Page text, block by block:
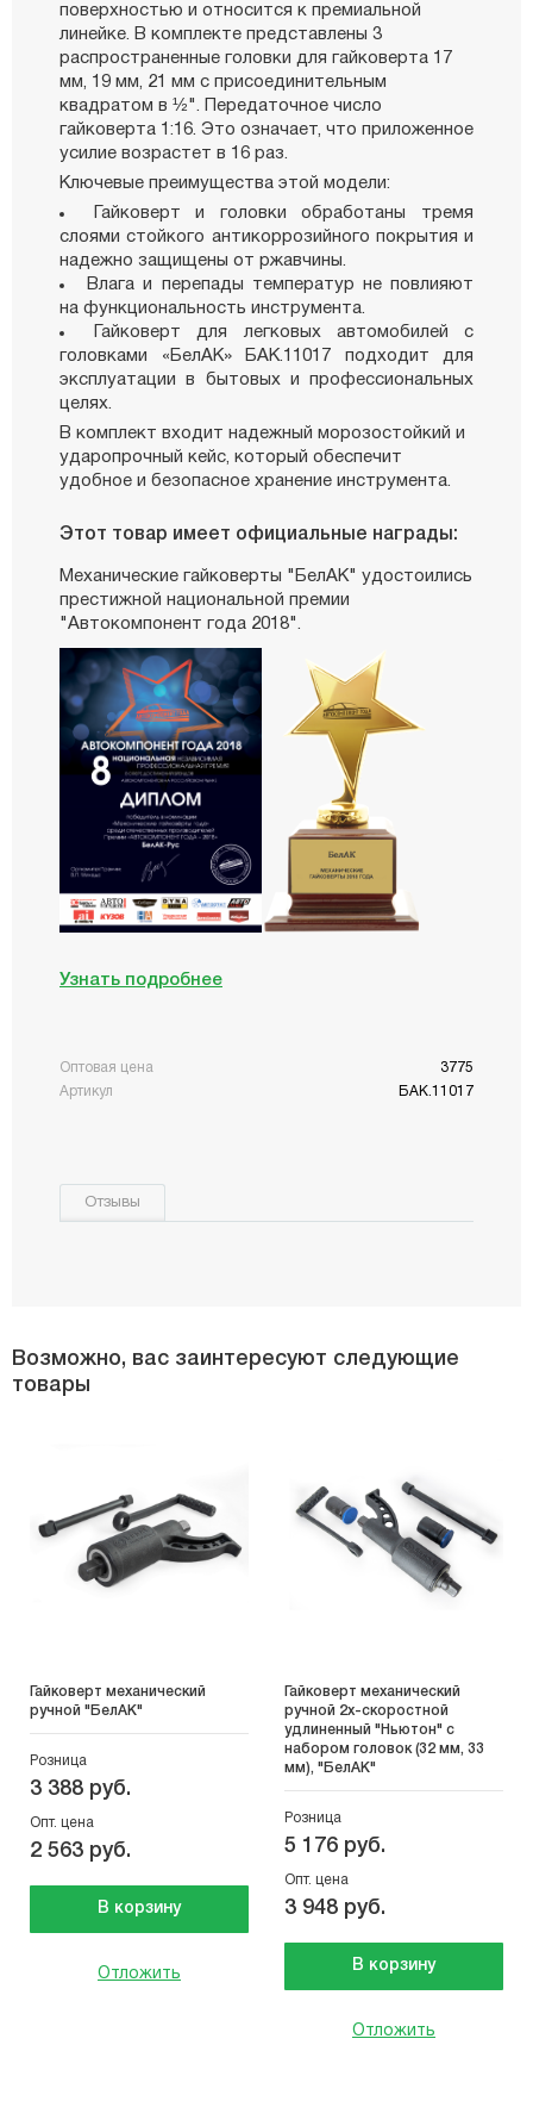
поверхностью и относится к премиальной
линейке. В комплекте представлены 3
распространенные головки для гайковерта 17
мм, 19 мм, 21 мм с присоединительным
квадратом в ½". Передаточное число
гайковерта 1:16. Это означает, что приложенное
усилие возрастет в 16 раз.
Ключевые преимущества этой модели:
Гайковерт и головки обработаны тремя
слоями стойкого антикоррозийного покрытия и
надежно защищены от ржавчины.
Влага и перепады температур не повлияют
на функциональность инструмента.
Гайковерт для легковых автомобилей с
головками «БелАК» БАК.11017 подходит для
эксплуатации в бытовых и профессиональных
целях.
В комплект входит надежный морозостойкий и
ударопрочный кейс, который обеспечит
удобное и безопасное хранение инструмента.
Этот товар имеет официальные награды:
Механические гайковерты "БелАК" удостоились
престижной национальной премии
"Автокомпонент года 2018".
Узнать подробнее
Оптовая цена
3775
Артикул
БАК.11017
Отзывы
Возможно, вас заинтересуют следующие
товары
Гайковерт механический
ручной "БелАК"
Розница
3 388 руб.
Опт. цена
2 563 руб.
В корзину
Отложить
Гайковерт механический
ручной 2х-скоростной
удлиненный "Ньютон" с
набором головок (32 мм, 33
мм), "БелАК"
Розница
5 176 руб.
Опт. цена
3 948 руб.
В корзину
Отложить